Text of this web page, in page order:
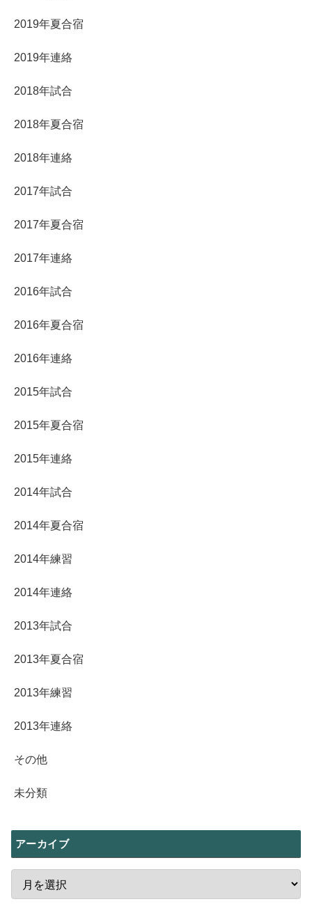
2019年夏合宿
2019年連絡
2018年試合
2018年夏合宿
2018年連絡
2017年試合
2017年夏合宿
2017年連絡
2016年試合
2016年夏合宿
2016年連絡
2015年試合
2015年夏合宿
2015年連絡
2014年試合
2014年夏合宿
2014年練習
2014年連絡
2013年試合
2013年夏合宿
2013年練習
2013年連絡
その他
未分類
アーカイブ